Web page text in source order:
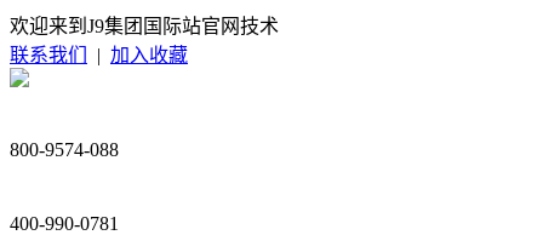
欢迎来到J9集团国际站官网技术
联系我们
| 加入收藏
800-9574-088
400-990-0781